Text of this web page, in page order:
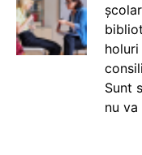
Sunt
nu